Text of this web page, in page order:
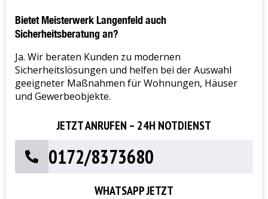
Bietet Meisterwerk Langenfeld auch
Sicherheitsberatung an?
Ja. Wir beraten Kunden zu modernen
Sicherheitslösungen und helfen bei der Auswahl
geeigneter Maßnahmen für Wohnungen, Häuser
und Gewerbeobjekte.
JETZT ANRUFEN – 24H NOTDIENST
0172/8373680
WHATSAPP JETZT